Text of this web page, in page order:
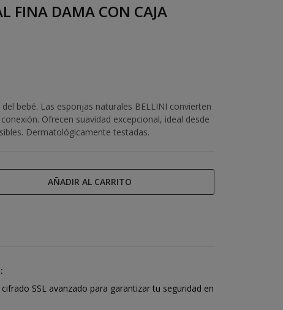
FINA DAMA CON CAJA
bebé. Las esponjas naturales BELLINI convierten
Ofrecen suavidad excepcional, ideal desde
Dermatológicamente testadas.
AÑADIR AL CARRITO
SSL avanzado para garantizar tu seguridad en